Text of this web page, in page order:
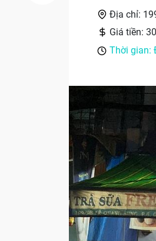
Địa chỉ:
Giá tiền:
Thời gian: